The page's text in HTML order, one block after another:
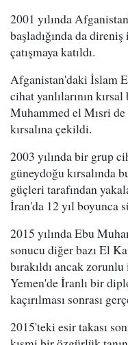
2001 yılında
başladığında da
çatışmaya katıldı.
Afganistan'daki İslam
cihat yanlılarının
Muhammed el Mısri
kırsalına çekildi.
2003 yılında bir grup
güneydoğu kırsalında
güçleri tarafından
İran'da 12 yıl boyunca
2015 yılında Ebu
sonucu diğer bazı El
bırakıldı ancak
Yemen'de İranlı bir
kaçırılması sonrası
2015'teki esir takası